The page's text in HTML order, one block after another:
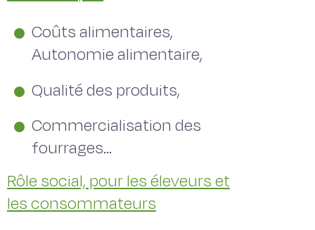
Coûts alimentaires,
Autonomie alimentaire,
Qualité des produits,
Commercialisation des
fourrages…
Rôle social, pour les éleveurs et
les consommateurs